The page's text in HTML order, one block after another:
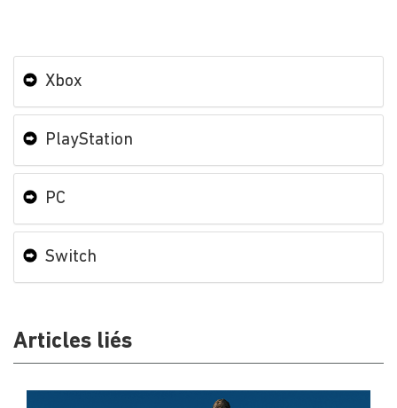
Xbox
PlayStation
PC
Switch
Articles liés